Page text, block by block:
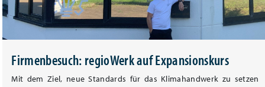
Firmenbesuch: regioWerk auf Expansionskurs
Mit dem Ziel, neue Standards für das Klimahandwerk zu setzen